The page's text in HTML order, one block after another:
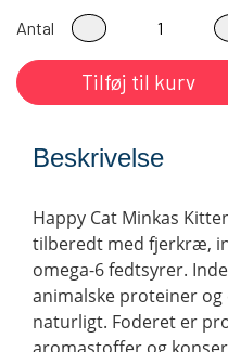
Antal
Tilføj til kurv
Beskrivelse
Happy Cat Minkas
tilberedt med fjerkræ,
omega-6 fedtsyrer.
animalske proteiner og
naturligt. Foderet er